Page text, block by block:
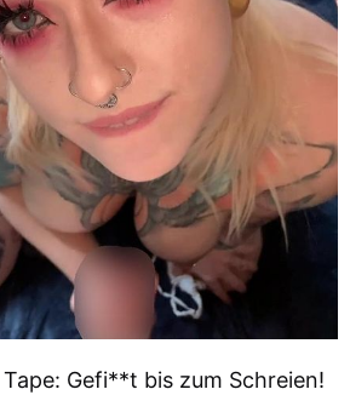
Tape: Gefi**t bis zum Schreien!